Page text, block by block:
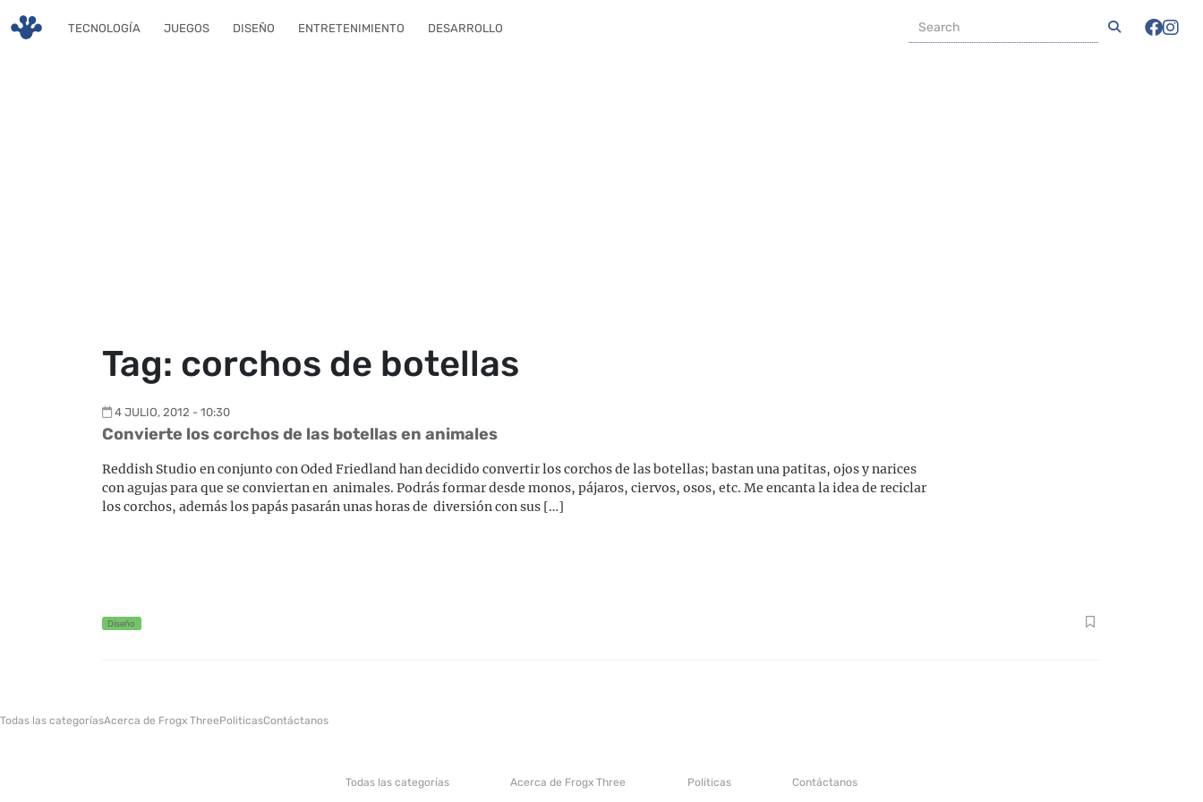
TECNOLOGÍA JUEGOS DISEÑO ENTRETENIMIENTO DESARROLLO
Tag: corchos de botellas
4 JULIO, 2012 - 10:30
Convierte los corchos de las botellas en animales
Reddish Studio en conjunto con Oded Friedland han decidido convertir los corchos de las botellas; bastan una patitas, ojos y narices
con agujas para que se conviertan en animales. Podrás formar desde monos, pájaros, ciervos, osos, etc. Me encanta la idea de reciclar
los corchos, además los papás pasarán unas horas de diversión con sus […]
Diseño
Todas las categoríasAcerca de Frogx ThreePoliticasContáctanos
Todas las categorías Acerca de Frogx Three Politicas Contáctanos